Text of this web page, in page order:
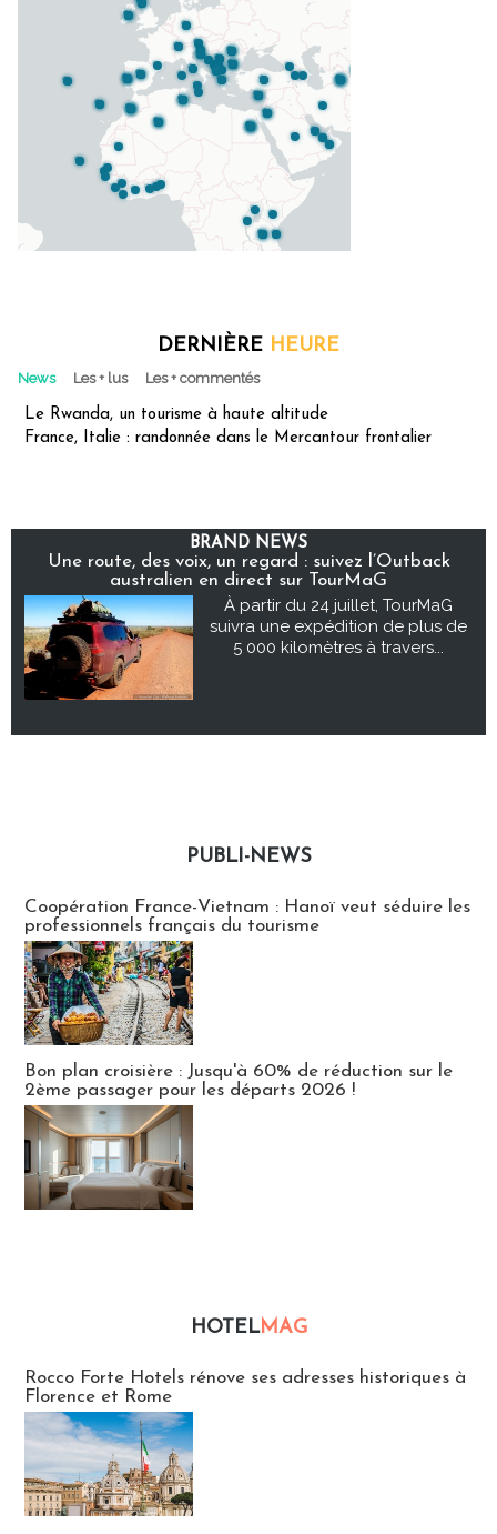
DERNIÈRE HEURE
News Les + lus Les + commentés
Le Rwanda, un tourisme à haute altitude
France, Italie : randonnée dans le Mercantour frontalier
BRAND NEWS
Une route, des voix, un regard : suivez l’Outback
australien en direct sur TourMaG
À partir du 24 juillet, TourMaG
suivra une expédition de plus de
5 000 kilomètres à travers...
PUBLI-NEWS
Coopération France-Vietnam : Hanoï veut séduire les
professionnels français du tourisme
Bon plan croisière : Jusqu'à 60% de réduction sur le
2ème passager pour les départs 2026 !
HOTELMAG
Rocco Forte Hotels rénove ses adresses historiques à
Florence et Rome